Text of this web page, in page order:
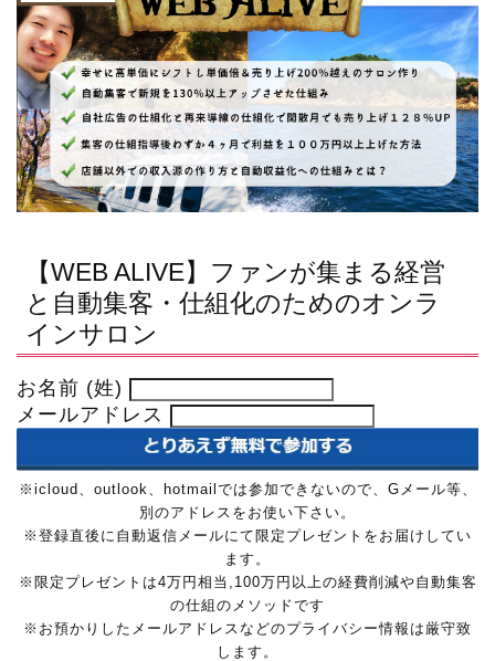
【WEB ALIVE】ファンが集まる経営
と自動集客・仕組化のためのオンラ
インサロン
お名前 (姓)
メールアドレス
※icloud、outlook、hotmailでは参加できないので、Gメール等、
別のアドレスをお使い下さい。
※登録直後に自動返信メールにて限定プレゼントをお届けしてい
ます。
※限定プレゼントは4万円相当,100万円以上の経費削減や自動集客
の仕組のメソッドです
※お預かりしたメールアドレスなどのプライバシー情報は厳守致
します。